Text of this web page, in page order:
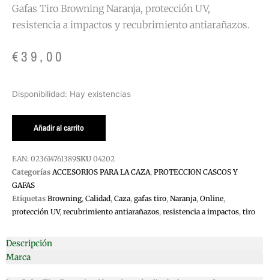
Gafas Tiro Browning Naranja, protección UV,
resistencia a impactos y recubrimiento antiarañazos.
€39,00
Disponibilidad: Hay existencias
GAFAS
NARANJA
Añadir al carrito
EAN: 023614761389SKU 04202
Categorías ACCESORIOS PARA LA CAZA, PROTECCION CASCOS Y
GAFAS
Etiquetas Browning, Calidad, Caza, gafas tiro, Naranja, Online,
protección UV, recubrimiento antiarañazos, resistencia a impactos, tiro
Descripción
Marca